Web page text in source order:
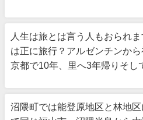
人生は旅とは言う人もおられ
は正に旅行？アルゼンチンから
京都で10年、里へ3年帰りそし
沼隈町では能登原地区と林地区